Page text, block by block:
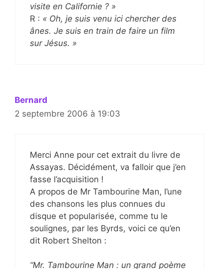
visite en Californie ? »
R : « Oh, je suis venu ici chercher des
ânes. Je suis en train de faire un film
sur Jésus. »
Bernard
2 septembre 2006 à 19:03
Merci Anne pour cet extrait du livre de
Assayas. Décidément, va falloir que j’en
fasse l’acquisition !
A propos de Mr Tambourine Man, l’une
des chansons les plus connues du
disque et popularisée, comme tu le
soulignes, par les Byrds, voici ce qu’en
dit Robert Shelton :
“Mr. Tambourine Man : un grand poème